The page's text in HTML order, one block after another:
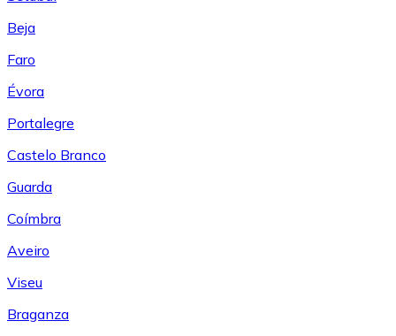
Beja
Faro
Évora
Portalegre
Castelo Branco
Guarda
Coímbra
Aveiro
Viseu
Braganza